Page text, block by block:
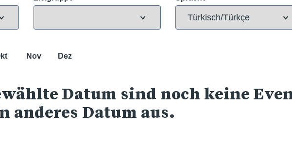
Nov Dez
Datum sind noch keine
anderes Datum aus.